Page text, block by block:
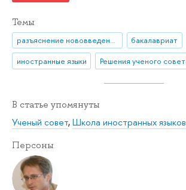
Темы
разъяснение нововведения бакалавриат
иностранные языки
В статье упомянуты
Ученый совет,Школа иностранных языков
Персоны